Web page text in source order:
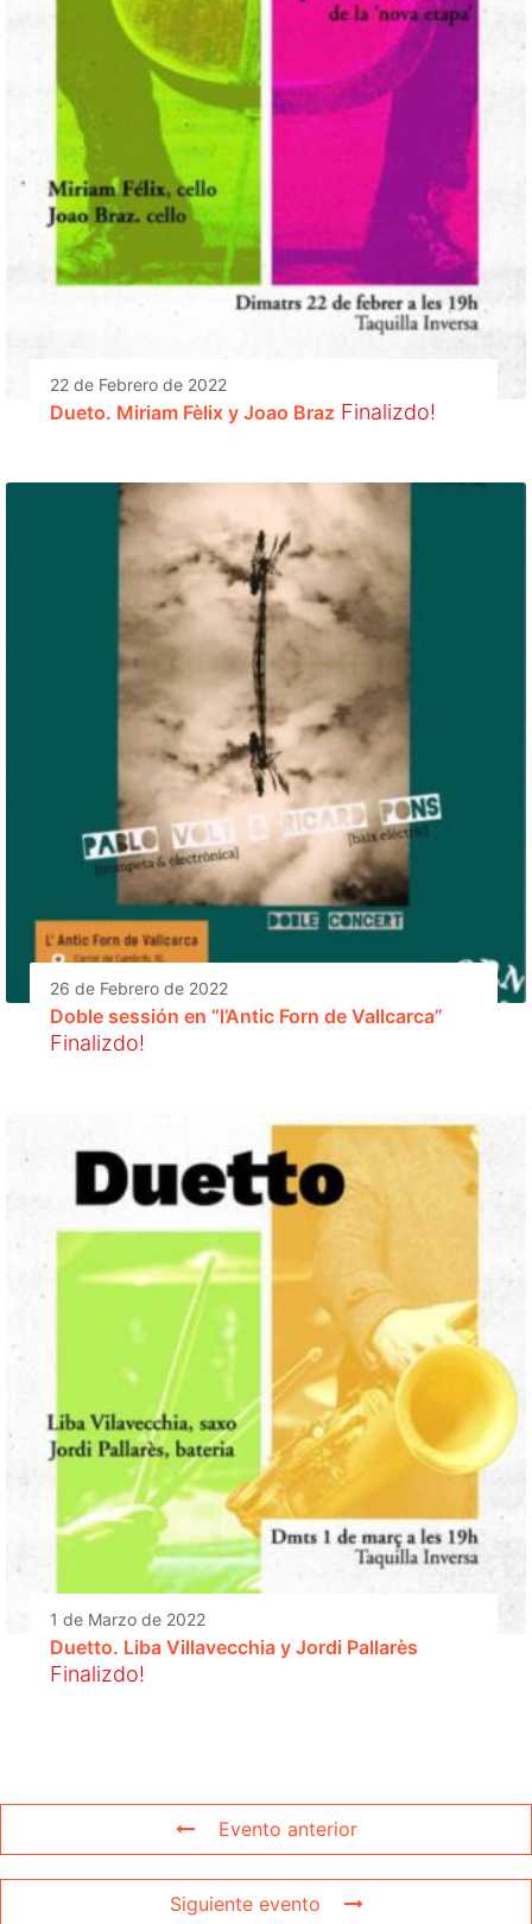
22 de Febrero de 2022
Dueto. Miriam Fèlix y Joao Braz Finalizdo!
26 de Febrero de 2022
Doble sessión en “l’Antic Forn de Vallcarca”
Finalizdo!
1 de Marzo de 2022
Duetto. Liba Villavecchia y Jordi Pallarès
Finalizdo!
Evento anterior
Siguiente evento